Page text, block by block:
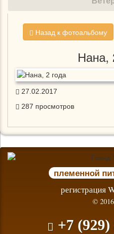
Назад к фотоальбому
Нана,
27.02.2017
287 просмотров
племенной
регистрация
©
+7 (929)